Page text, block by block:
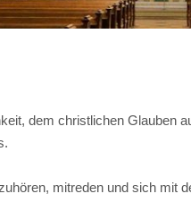
dem christlichen Glauben
mitreden und sich mit